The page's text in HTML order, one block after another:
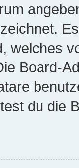
welches
Board-
du die